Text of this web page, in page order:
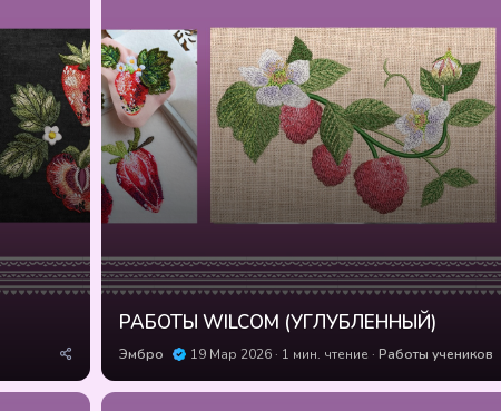
РАБОТЫ WILCOM (УГЛУБЛЕННЫЙ)
Эмбро 19 Мар 2026 1 мин. чтение Работы учеников